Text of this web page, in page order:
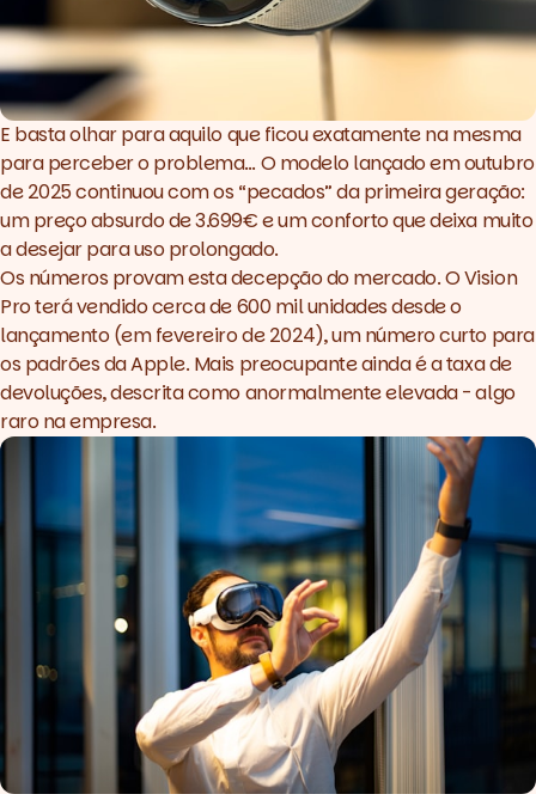
E basta olhar para aquilo que ficou exatamente na mesma
para perceber o problema… O modelo lançado em outubro
de 2025 continuou com os “pecados” da primeira geração:
um preço absurdo de 3.699€ e um conforto que deixa muito
a desejar para uso prolongado.
Os números provam esta decepção do mercado. O Vision
Pro terá vendido cerca de 600 mil unidades desde o
lançamento (em fevereiro de 2024), um número curto para
os padrões da Apple. Mais preocupante ainda é a taxa de
devoluções, descrita como anormalmente elevada - algo
raro na empresa.